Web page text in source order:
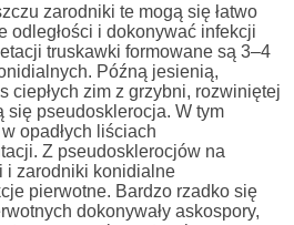
zarodniki te mogą się łatwo
odległości i dokonywać infekcji
truskawki formowane są 3–4
Późną jesienią,
ciepłych zim z grzybni, rozwiniętej
się pseudosklerocja. W tym
opadłych liściach
Z pseudosklerocjów na
i zarodniki konidialne
pierwotne. Bardzo rzadko się
dokonywały askospory,